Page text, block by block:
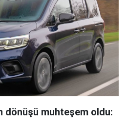
dönüşü muhteşem oldu: